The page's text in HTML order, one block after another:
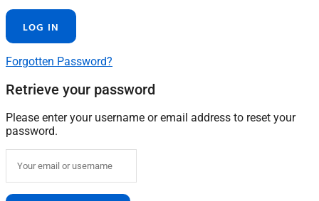
Forgotten Password?
Retrieve your password
Please enter your username or email address to reset your
password.